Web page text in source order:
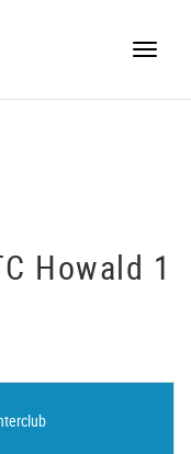
Toggle
Howald 1